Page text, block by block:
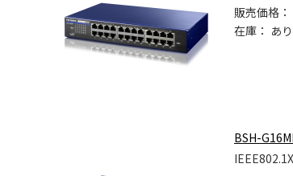
販売価格：
在庫： あ
BSH-